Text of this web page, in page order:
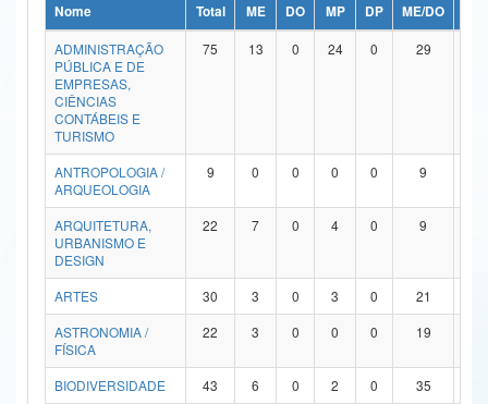
Ministério da Ciência, Tecnologia, Inovações e Comunicações
Ministério do Meio Ambiente
Ministério do Turismo
Ministério do Desenvolvimento Regional
Controladoria-Geral da União
Ministério da Mulher, da Família e dos Direitos Humanos
Secretaria de Governo
Nome Total ME DO MP DP ME/DO
ADMINISTRAÇÃO
PÚBLICA E DE
EMPRESAS,
CIÊNCIAS
CONTÁBEIS E
TURISMO
75 13 0 24 0 29
ANTROPOLOGIA /
ARQUEOLOGIA
9 0 0 0 0 9
ARQUITETURA,
URBANISMO E
DESIGN
22 7 0 4 0 9
ARTES 30 3 0 3 0 21
ASTRONOMIA /
FÍSICA
22 3 0 0 0 19
BIODIVERSIDADE 43 6 0 2 0 35